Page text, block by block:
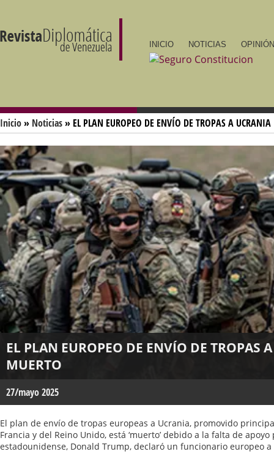
INICIO NOTICIAS
Inicio» Noticias» EL PLAN EUROPEO DE ENVÍO DE TROPAS A UCRANIA
EL PLAN EUROPEO DE ENVÍO DE TROPAS
MUERTO
27/mayo 2025
El plan de envío de tropas europeas a Ucrania, promovido
Francia y del Reino Unido, está ‘muerto’ debido a la falta de
estadounidense, Donald Trump, declaró un funcionario europeo a